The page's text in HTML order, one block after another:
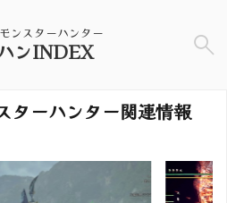
ンスターハンター
ンINDEX
ターハンター関連情報